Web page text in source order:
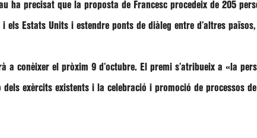
ha precisat que la proposta de Francesc procedeix de 205
i els Estats Units i estendre ponts de diàleg entre d’altres
a conèixer el pròxim 9 d’octubre. El premi s’atribueix a « la
exèrcits existents i la celebració i promoció de processos